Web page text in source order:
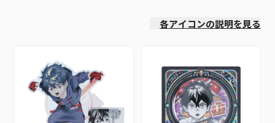
各アイコンの説明を見る